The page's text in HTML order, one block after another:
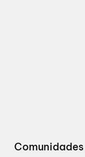
Comunidades